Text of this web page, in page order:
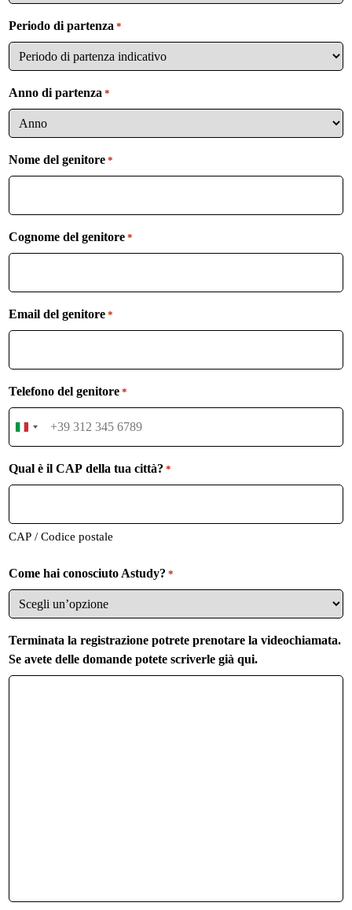
o
Periodo di partenza *
Anno di partenza *
Nome del genitore *
Cognome del genitore *
Email del genitore *
Telefono del genitore *
I
t
a
3
Qual è il CAP della tua città? *
CAP / Codice postale
Come hai conosciuto Astudy? *
Terminata la registrazione potrete prenotare la videochiamata.
Se avete delle domande potete scriverle già qui.